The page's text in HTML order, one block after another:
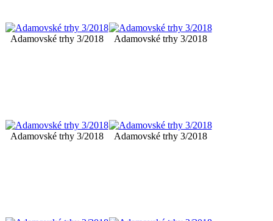
Adamovské trhy 3/2018 Adamovské trhy 3/2018
Adamovské trhy 3/2018 Adamovské trhy 3/2018